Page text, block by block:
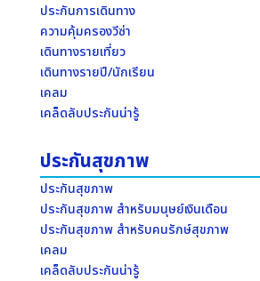
ประกันการเดินทาง
ความคุ้มครองวีซ่า
เดินทางรายเที่ยว
เดินทางรายปี/นักเรียน
เคลม
เคล็ดลับประกันน่ารู้
ประกันสุขภาพ
ประกันสุขภาพ
ประกันสุขภาพ สำหรับมนุษย์เงินเดือน
ประกันสุขภาพ สำหรับคนรักษ์สุขภาพ
เคลม
เคล็ดลับประกันน่ารู้